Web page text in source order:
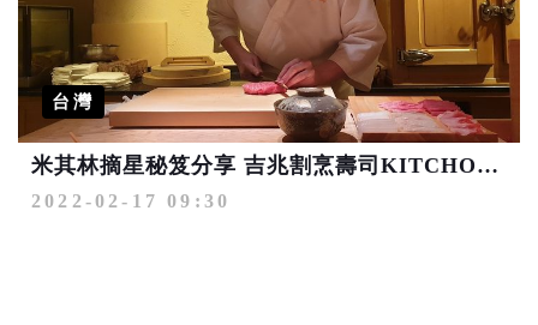
台灣
米其林摘星秘笈分享 吉兆割烹壽司KITCHO餐廳一星主廚親臨台南開講
2022-02-17 09:30